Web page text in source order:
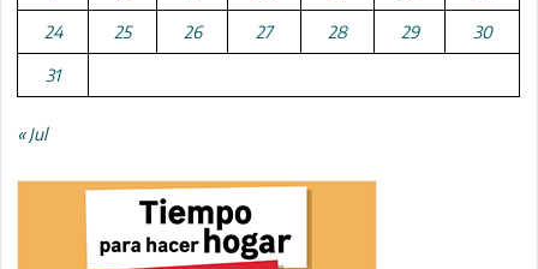
24 25 26 27 28 29 30
31
« Jul